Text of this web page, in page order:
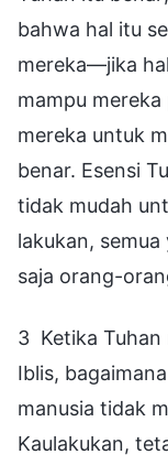
bahwa hal itu
mereka—jika
mampu
mereka untuk
benar. Esensi
tidak mudah
lakukan,
saja orang-
3 Ketika Tuhan
Iblis,
manusia tidak
Kaulakukan,